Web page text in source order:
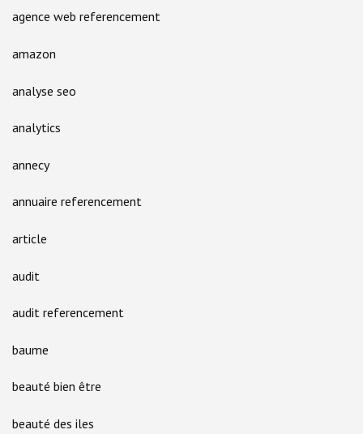
agence web referencement
amazon
analyse seo
analytics
annecy
annuaire referencement
article
audit
audit referencement
baume
beauté bien être
beauté des iles